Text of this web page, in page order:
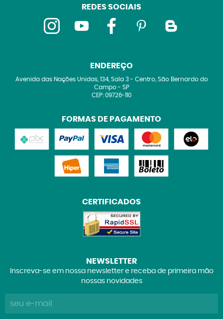
REDES SOCIAIS
ENDEREÇO
Avenida das Nações Unidas, 134, Sala 3- Centro, São Bernardo do
Campo- SP
CEP: 09726-110
FORMAS DE PAGAMENTO
CERTIFICADOS
NEWSLETTER
Inscreva-se em nossa newsletter e receba de primeira mão
nossas novidades